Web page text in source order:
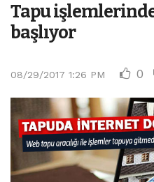
Tapu
başlıyor
08/29/2017 1:26 PM 0